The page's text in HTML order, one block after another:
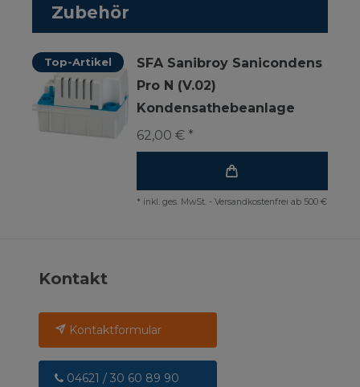
Zubehör
Top-Artikel
SFA Sanibroy Sanicondens
Pro N (V.02)
Kondensathebeanlage
62,00 € *
* inkl. ges. MwSt. - Versandkostenfrei ab 500 €
Kontakt
Kontaktformular
04621 / 30 60 89 90